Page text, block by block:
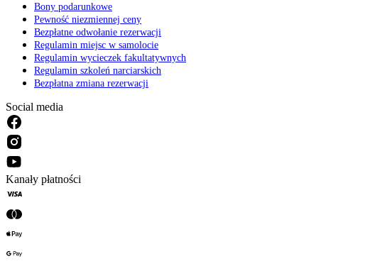
Bony podarunkowe
Pewność niezmiennej ceny
Bezpłatne odwołanie rezerwacji
Regulamin miejsc w samolocie
Regulamin wycieczek fakultatywnych
Regulamin szkoleń narciarskich
Bezpłatna zmiana rezerwacji
Social media
Kanały płatności